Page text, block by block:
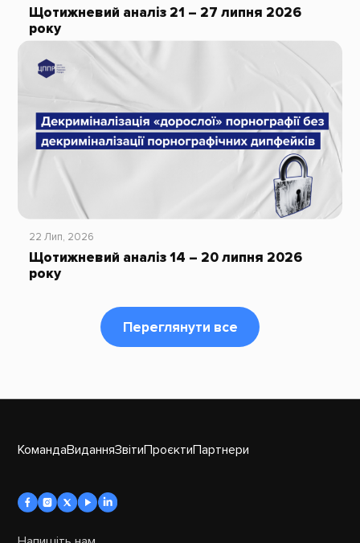
Щотижневий аналіз 21 – 27 липня 2026
року
22 Лип, 2026
Щотижневий аналіз 14 – 20 липня 2026
року
Переглянути все
КомандаВиданняЗвітиПроєктиПартнери